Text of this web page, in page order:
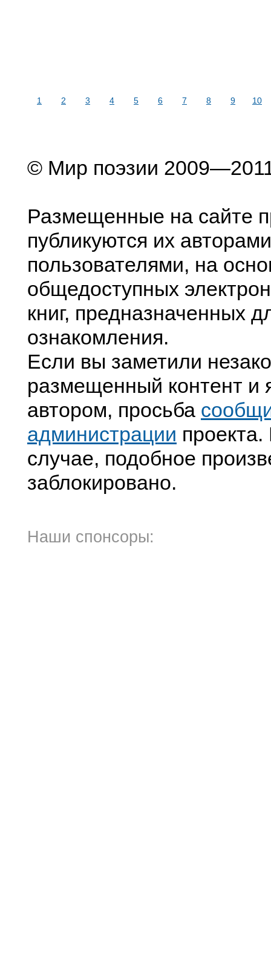
1 2 3 4 5 6 7 8 9 10
© Мир поэзии
Размещенные на сайте
публикуются их
пользователями, на
общедоступных
книг, предназначенных
ознакомления.
Если вы заметили
размещенный контент и
автором, просьба
администрации
случае, подобное
заблокировано.
Наши спонсоры: